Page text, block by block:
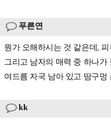
푸른연
뭔가 오해하시는 것 같은데,
그리고 남자의 매력 중 하나
여드름 자국 남아 있고 땀구
kk